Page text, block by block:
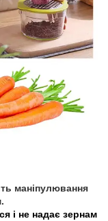
маніпулювання
і не надає зернам